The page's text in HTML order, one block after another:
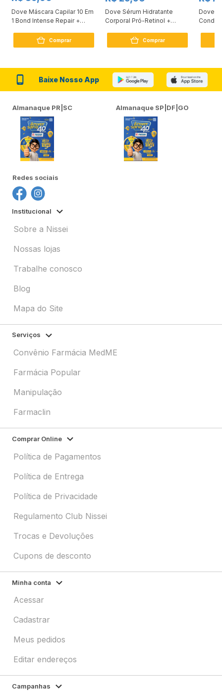
Dove Máscara Capilar 10 Em
1 Bond Intense Repair +
Comprar
Dove Sérum Hidratante
Corporal Pró-Retinol +
Comprar
Dove
Baixe Nosso App
Almanaque PR|SC Almanaque SP|DF|GO
Redes sociais
Institucional
Sobre a Nissei
Nossas lojas
Trabalhe conosco
Blog
Mapa do Site
Serviços
Convênio Farmácia MedME
Farmácia Popular
Manipulação
Farmaclin
Comprar Online
Política de Pagamentos
Política de Entrega
Política de Privacidade
Regulamento Club Nissei
Trocas e Devoluções
Cupons de desconto
Minha conta
Acessar
Cadastrar
Meus pedidos
Editar endereços
Campanhas